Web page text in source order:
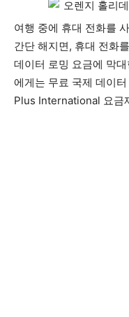
여행 중에 휴대 전화를
간단 해지면, 휴대 전화
데이터 로밍 요금에 막
에게는 무료 국제 데이
Plus International 요금